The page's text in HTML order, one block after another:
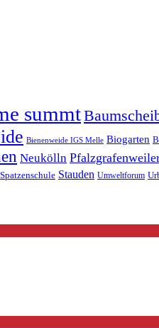
summt
Bienenweide IGS Melle Biogarten
Neukölln
Spatzenschule Stauden Umweltforum